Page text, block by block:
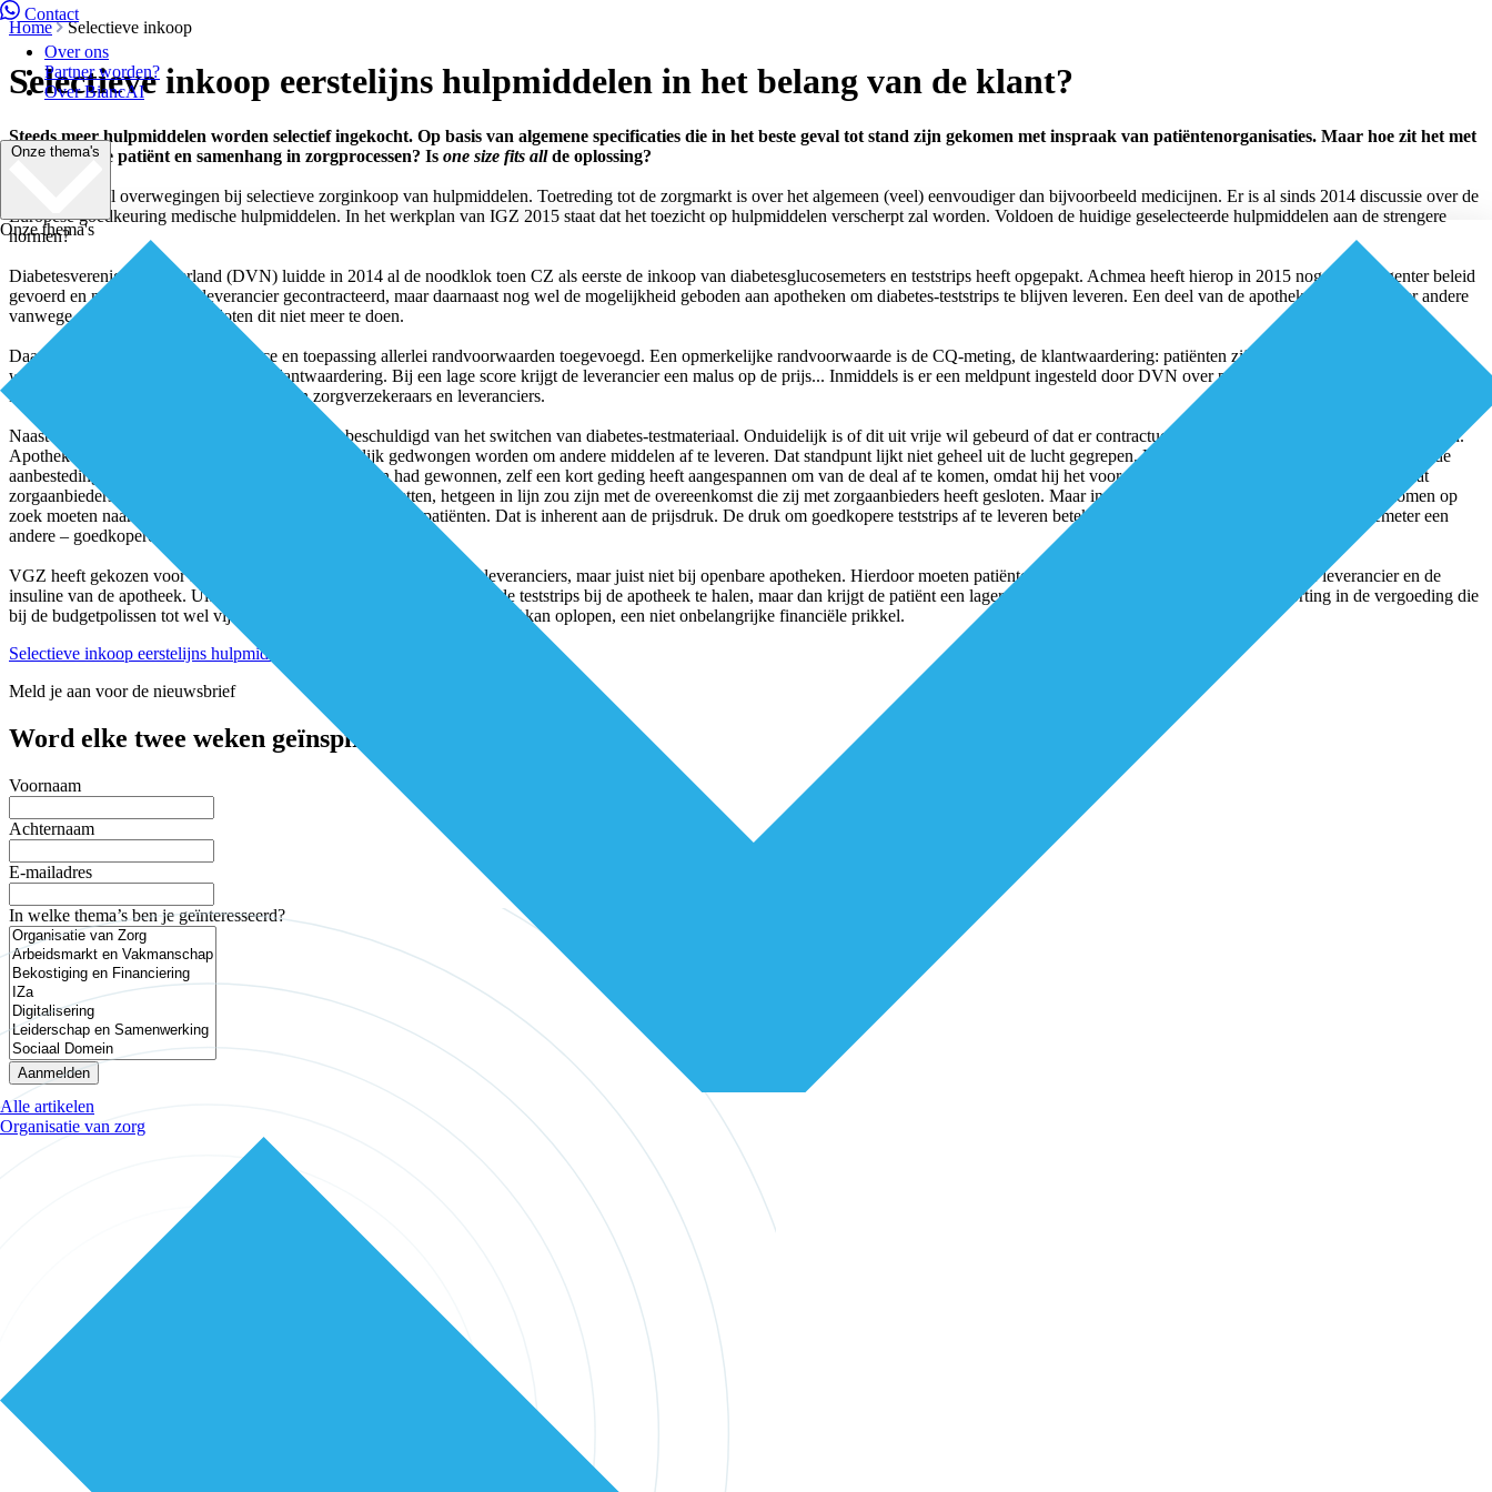
Contact
Over ons
Partner worden?
Over BiancAI
Onze thema's
Onze thema's
Alle artikelen
Organisatie van zorg
Home Selectieve inkoop
Selectieve inkoop eerstelijns hulpmiddelen in het belang van de klant?
Steeds meer hulpmiddelen worden selectief ingekocht. Op basis van algemene specificaties die in het beste geval tot stand zijn gekomen met inspraak van patiëntenorganisaties. Maar hoe zit het met
de individuele patiënt en samenhang in zorgprocessen? Is one size fits allde oplossing?
Er is een aantal overwegingen bij selectieve zorginkoop van hulpmiddelen. Toetreding tot de zorgmarkt is over het algemeen (veel) eenvoudiger dan bijvoorbeeld medicijnen. Er is al sinds 2014 discussie over de
Europese goedkeuring medische hulpmiddelen. In het werkplan van IGZ 2015 staat dat het toezicht op hulpmiddelen verscherpt zal worden. Voldoen de huidige geselecteerde hulpmiddelen aan de strengere
normen?
Diabetesvereniging Nederland (DVN) luidde in 2014 al de noodklok toen CZ als eerste de inkoop van diabetesglucosemeters en teststrips heeft opgepakt. Achmea heeft hierop in 2015 nog een stringenter beleid
gevoerd en nog slechts één leverancier gecontracteerd, maar daarnaast nog wel de mogelijkheid geboden aan apotheken om diabetes-teststrips te blijven leveren. Een deel van de apotheken heeft – onder andere
vanwege de prijsstelling – besloten dit niet meer te doen.
Daarnaast zijn aan de levering, service en toepassing allerlei randvoorwaarden toegevoegd. Een opmerkelijke randvoorwaarde is de CQ-meting, de klantwaardering: patiënten zijn gedwongen overgestapt en
worden vervolgens bevraagd op hun klantwaardering. Bij een lage score krijgt de leverancier een malus op de prijs... Inmiddels is er een meldpunt ingesteld door DVN over problemen met hulpmiddelen. Er
lopen inmiddels diverse rechtszaken tussen zorgverzekeraars en leveranciers.
Naast zorgverzekeraars worden ook apothekers beschuldigd van het switchen van diabetes-testmateriaal. Onduidelijk is of dit uit vrije wil gebeurd of dat er contractuele voorwaarden van zorgverzekeraars zijn.
Apothekers stellen dat zij door de prijsstelling feitelijk gedwongen worden om andere middelen af te leveren. Dat standpunt lijkt niet geheel uit de lucht gegrepen. De prijsstelling is zo laag dat de partij die de
aanbesteding voor levering van diabetes-testmaterialen had gewonnen, zelf een kort geding heeft aangespannen om van de deal af te komen, omdat hij het voor die prijs niet kan leveren. Achmea vindt dat
zorgaanbieders patiënten niet tegen hun wil mogen omzetten, hetgeen in lijn zou zijn met de overeenkomst die zij met zorgaanbieders heeft gesloten. Maar in de praktijk zal een apotheek om rond te komen op
zoek moeten naar alternatieven, en niet alleen voor nieuwe patiënten. Dat is inherent aan de prijsdruk. De druk om goedkopere teststrips af te leveren betekent dat ook de bijbehorende bloedglucosemeter een
andere – goedkopere – variant wordt.
VGZ heeft gekozen voor selectieve inkoop bij een aantal landelijke leveranciers, maar juist niet bij openbare apotheken. Hierdoor moeten patiënten de teststrips afnemen van een landelijke leverancier en de
insuline van de apotheek. Uiteraard kan de patiënt er ook voor kiezen de teststrips bij de apotheek te halen, maar dan krijgt de patiënt een lagere restitutievergoeding. Dit betekent een korting in de vergoeding die
bij de budgetpolissen tot wel vijftig procent van het gecontracteerde tarief kan oplopen, een niet onbelangrijke financiële prikkel.
Selectieve inkoop eerstelijns hulpmiddelen in het belang van de klant?
Meld je aan voor de nieuwsbrief
Word elke twee weken geïnspireerd en mis niets
Voornaam
Achternaam
E-mailadres
In welke thema’s ben je geïnteresseerd?
Aanmelden